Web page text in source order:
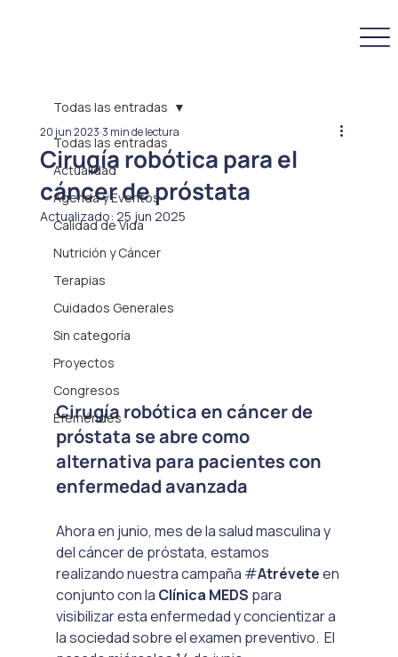
Todas las entradas
Actualidad
Agenda y Eventos
Calidad de Vida
Nutrición y Cáncer
Terapias
Cuidados Generales
Sin categoría
Proyectos
Congresos
Efemérides
Todas las entradas
Cirugía robótica para el
cáncer de próstata
20 jun 2023 3 min de lectura
Actualizado: 25 jun 2025
Cirugía robótica en cáncer de
próstata se abre como
alternativa para pacientes con
enfermedad avanzada
Ahora en junio, mes de la salud masculina y
del cáncer de próstata, estamos
realizando nuestra campaña #Atrévete en
conjunto con la Clínica MEDS para
visibilizar esta enfermedad y concientizar a
la sociedad sobre el examen preventivo.  El